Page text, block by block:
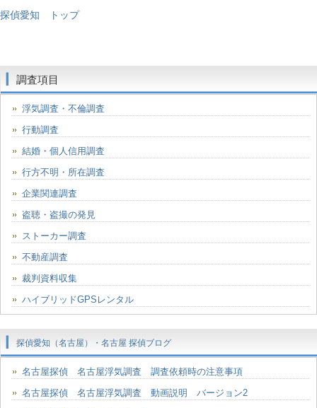
探偵愛知 トップ
調査項目
浮気調査・不倫調査
行動調査
結婚・個人信用調査
行方不明・所在調査
企業関連調査
盗聴・盗撮の発見
ストーカー調査
不動産調査
裁判資料収集
ハイブリッドGPSレンタル
探偵愛知（名古屋）・名古屋 探偵ブログ
名古屋探偵 名古屋浮気調査 調査依頼時の注意事項
名古屋探偵 名古屋浮気調査 動画説明 バージョン2